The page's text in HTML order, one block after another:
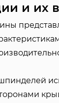
и их